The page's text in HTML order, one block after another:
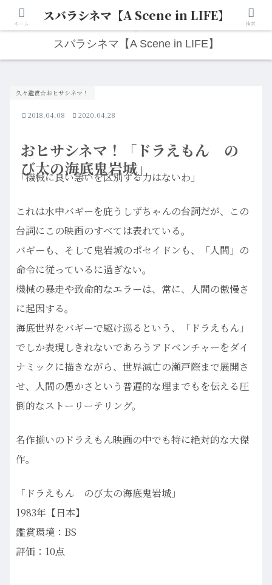
人生は“ひとりごと”から始まる。映画と写真と日々のこと。
スバラシネマ【A Scene in LIFE】
おヒサシネマ！「ドラえもん の
び太の海底鬼岩城」
久々鑑賞☆おヒサシネマ！
2018.04.08 2020.04.28
「機械に良い悪いを区別する力はないわ」
これは水中バギーを庇うしずちゃんの台詞だが、この
台詞にこの映画のすべては表れている。
バギーも、そして鬼岩城のポセイドンも、「人間」の
命令に従っているに過ぎない。
機械の暴走や致命的なエラーは、常に、人間の傲慢さ
に起因する。
海底世界をバギーで駆け巡るという、「ドラえもん」
でしか表現しきれないであろうアドベンチャーをダイ
ナミックに描きながら、世界滅亡の瀬戸際まで展開さ
せ、人間の愚かさという普遍的な理までもを伝える圧
倒的なストーリーテリング。
名作揃いのドラえもん映画の中でも特に絶対的な大傑
作。
「ドラえもん のび太の海底鬼岩城」
1983年【日本】
鑑賞環境：BS
評価：10点
ホーム スバラシネマ【A Scene in LIFE】 検索